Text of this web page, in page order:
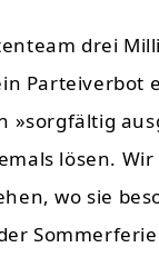
drei
»sorgfältig
lösen.
wo sie